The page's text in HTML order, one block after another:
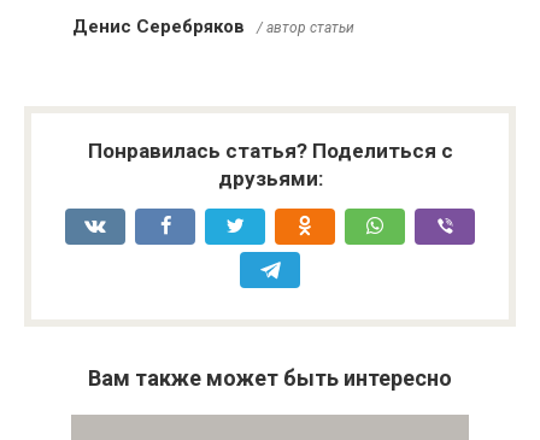
Денис Серебряков / автор статьи
Понравилась статья? Поделиться с
друзьями:
Вам также может быть интересно